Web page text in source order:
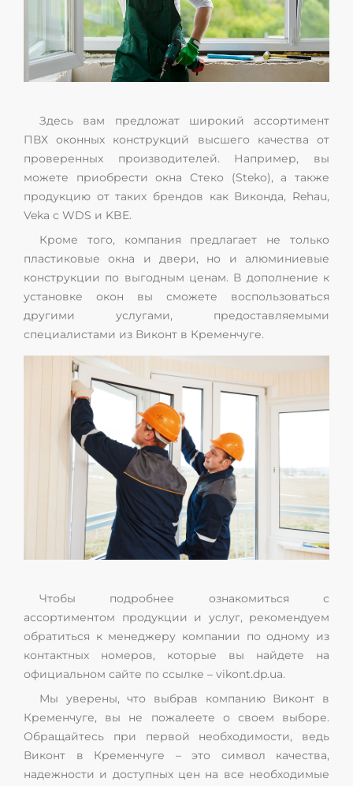
Здесь вам предложат широкий ассортимент
ПВХ оконных конструкций высшего качества от
проверенных производителей. Например, вы
можете приобрести окна Стеко (Steko), а также
продукцию от таких брендов как Виконда, Rehau,
Veka с WDS и KBE.
Кроме того, компания предлагает не только
пластиковые окна и двери, но и алюминиевые
конструкции по выгодным ценам. В дополнение к
установке окон вы сможете воспользоваться
другими услугами, предоставляемыми
специалистами из Виконт в Кременчуге.
Чтобы подробнее ознакомиться с
ассортиментом продукции и услуг, рекомендуем
обратиться к менеджеру компании по одному из
контактных номеров, которые вы найдете на
официальном сайте по ссылке – vikont.dp.ua.
Мы уверены, что выбрав компанию Виконт в
Кременчуге, вы не пожалеете о своем выборе.
Обращайтесь при первой необходимости, ведь
Виконт в Кременчуге – это символ качества,
надежности и доступных цен на все необходимые